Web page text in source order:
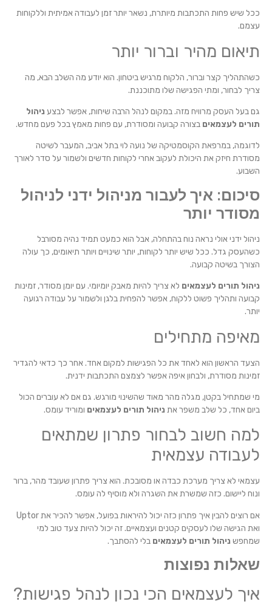
ככל שיש פחות התכתבות מיותרת, נשאר יותר זמן לעבודה אמיתית וללקוחות
עצמם.
תיאום מהיר וברור יותר
כשהתהליך קצר וברור, הלקוח מרגיש ביטחון. הוא יודע מה השלב הבא, מה
צריך לבחור, ומתי הפגישה שלו מתוכננת.
גם בעל העסק מרוויח מזה. במקום לנהל הרבה שיחות, אפשר לבצע ניהול
תורים לעצמאים בצורה קבועה ומסודרת, עם פחות מאמץ בכל פעם מחדש.
לדוגמה, במרפאת הקוסמטיקה של נועה לוי בתל אביב, המעבר לשיטה
מסודרת חיזק את היכולת לעקוב אחרי לקוחות חדשים ולשמור על סדר לאורך
השבוע.
סיכום: איך לעבור מניהול ידני לניהול
מסודר יותר
ניהול ידני אולי נראה נוח בהתחלה, אבל הוא כמעט תמיד נהיה מסורבל
כשהעסק גדל. ככל שיש יותר לקוחות, יותר שינויים ויותר תיאומים, כך עולה
הצורך בשיטה קבועה.
ניהול תורים לעצמאים לא צריך להיות מאבק יומיומי. עם יומן מסודר, זמינות
קבועה ותהליך פשוט ללקוח, אפשר להפחית בלגן ולשמור על עבודה רגועה
יותר.
מאיפה מתחילים
הצעד הראשון הוא לאחד את כל הפגישות למקום אחד. אחר כך כדאי להגדיר
זמינות מסודרת, ולבחון איפה אפשר לצמצם התכתבות ידנית.
מי שמתחיל בקטן, מגלה מהר מאוד שהשינוי מורגש. גם אם לא עוברים הכול
ביום אחד, כל שלב משפר את ניהול תורים לעצמאים ומוריד עומס.
למה חשוב לבחור פתרון שמתאים
לעבודה עצמאית
עצמאי לא צריך מערכת כבדה או מסובכת. הוא צריך פתרון שעובד מהר, ברור
ונוח ליישום. כזה שמשרת את השגרה ולא מוסיף לה עומס.
אם רוצים להבין איך פתרון כזה יכול להיראות בפועל, אפשר להכיר את Uptor
ואת הגישה שלו לעסקים קטנים ועצמאיים. זה יכול להיות צעד טוב למי
שמחפש ניהול תורים לעצמאים בלי להסתבך.
שאלות נפוצות
איך לעצמאים הכי נכון לנהל פגישות?